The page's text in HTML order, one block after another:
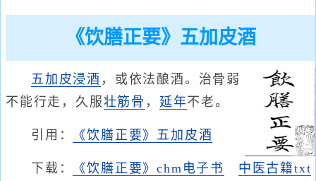
《饮膳正要》五加皮酒
五加皮浸酒 ，或依法酿酒。治骨弱
不能行走，久服壮筋骨 ， 延年不老。
引用： 《饮膳正要》五加皮酒
下载： 《饮膳正要》chm电子书
中医古籍txt